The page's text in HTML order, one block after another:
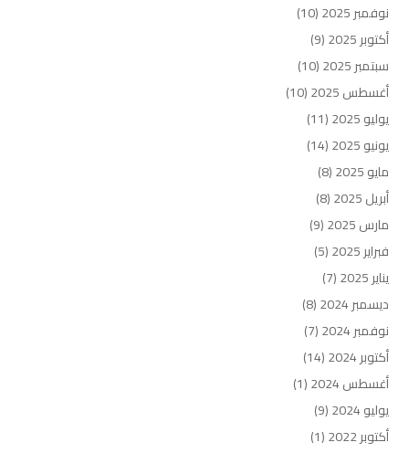
نوفمبر 2025
(10)
أكتوبر 2025
(9)
سبتمبر 2025
(10)
أغسطس 2025
(10)
يوليو 2025
(11)
يونيو 2025
(14)
مايو 2025
(8)
أبريل 2025
(8)
مارس 2025
(9)
فبراير 2025
(5)
يناير 2025
(7)
ديسمبر 2024
(8)
نوفمبر 2024
(7)
أكتوبر 2024
(14)
أغسطس 2024
(1)
يوليو 2024
(9)
أكتوبر 2022
(1)